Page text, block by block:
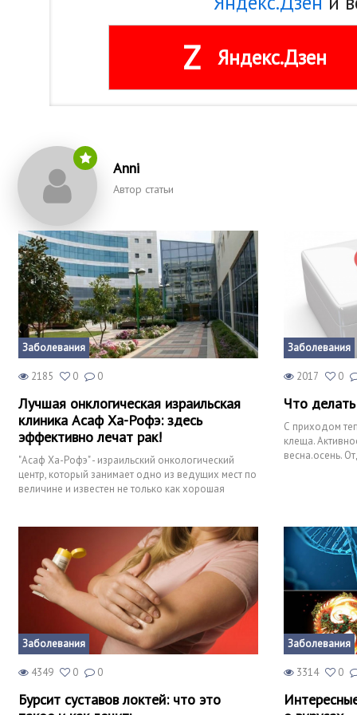
Z Яндекс.Дзен
Anni
Автор статьи
Заболевания
2185 0 0
Лучшая онклогическая израильская
клиника Асаф Ха-Рофэ: здесь
эффективно лечат рак!
"Асаф Ха-Рофэ" - израильский онкологический
центр, который занимает одно из ведущих мест по
величине и известен не только как хорошая
Заболевания
2017 0
Что
С приходом
клеща.
весна.осень.
Заболевания
4349 0 0
Бурсит суставов локтей: что это
Заболевания
3314 0